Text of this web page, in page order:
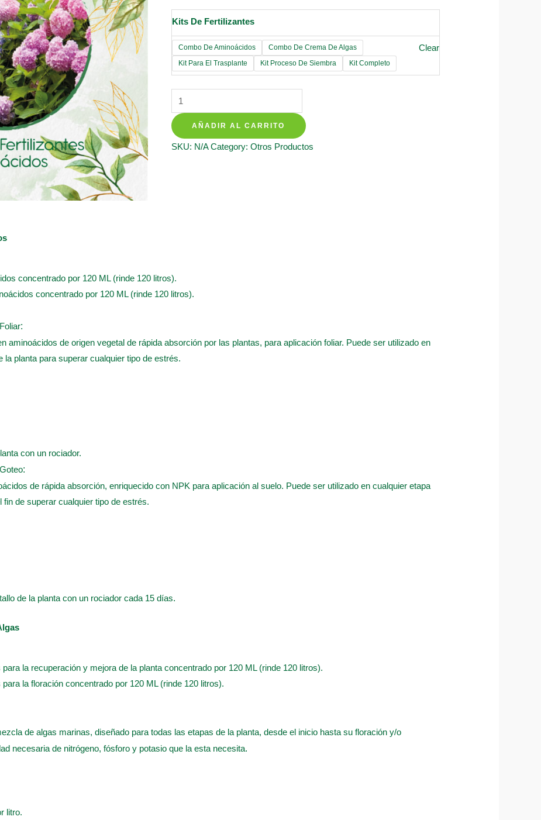
Kits De Fertilizantes
Combo De Aminoácidos
Combo De Crema De Algas
Kit Para El Trasplante
Kit Proceso De Siembra Kit Completo
Clear
Kits
De
Fertilizantes
Para
AÑADIR AL CARRITO
SKU: N/A Category: Otros Productos
concentrado por 120 ML (rinde 120 litros).
concentrado por 120 ML (rinde 120 litros).
:
aminoácidos de origen vegetal de rápida absorción por las plantas, para aplicación foliar. Puede ser utilizado en
la planta para superar cualquier tipo de estrés.
con un rociador.
:
de rápida absorción, enriquecido con NPK para aplicación al suelo. Puede ser utilizado en cualquier etapa
de superar cualquier tipo de estrés.
de la planta con un rociador cada 15 días.
la recuperación y mejora de la planta concentrado por 120 ML (rinde 120 litros).
la floración concentrado por 120 ML (rinde 120 litros).
de algas marinas, diseñado para todas las etapas de la planta, desde el inicio hasta su floración y/o
necesaria de nitrógeno, fósforo y potasio que la esta necesita.
litro.